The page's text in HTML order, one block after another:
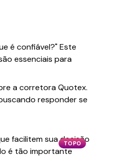
é confiável?" Este
essenciais para
a corretora Quotex.
responder se
TOPO
facilitem sua decisão
é tão importante